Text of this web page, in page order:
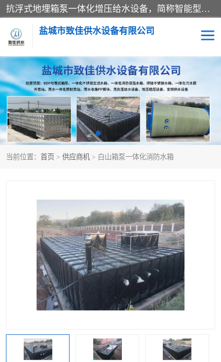
抗浮式地埋箱泵一体化增压给水设备，简称智能型泵站。它由由水泵机组、消防水箱、泵房三大部分组成，其抗浮效果好，因为设计时通过将底板与箱体联在一起，箱体重量抵消了地下水浮力。系统维护好，内部拉筋、泵站、管道，喷淋等各部运行正堂，无一损坏；结构更牢固。
盐城市致佳供水设备有限公司
当前位置： 首页 > 供应商机 > 白山箱泵一体化消防水箱
消防一体化水箱 地埋箱泵一体化
一体化污水泵站